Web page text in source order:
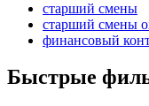
старший смены
старший смены
финансовый
Быстрые